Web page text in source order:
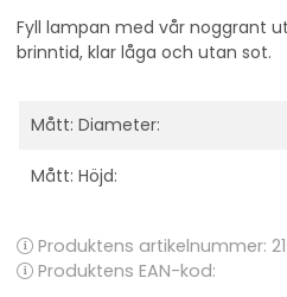
Fyll lampan med vår noggrant
brinntid, klar låga och utan sot.
Mått: Diameter:
Mått: Höjd:
Produktens artikelnummer:
Produktens EAN-kod: